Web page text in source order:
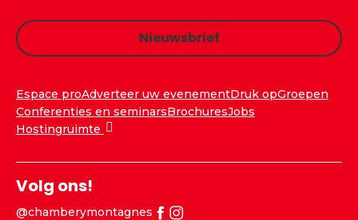
Nieuwsbrief
Espace proAdverteer uw evenementDruk opGroepen
Conferenties en seminarsBrochuresJobs
Hostingruimte
Volg ons!
@chamberymontagnes